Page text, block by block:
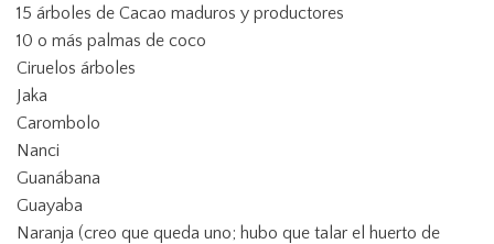
15 árboles de Cacao maduros y productores
10 o más palmas de coco
Ciruelos árboles
Jaka
Carombolo
Nanci
Guanábana
Guayaba
Naranja (creo que queda uno; hubo que talar el huerto de